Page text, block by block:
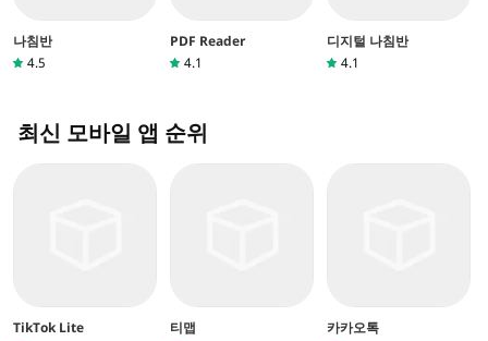
나침반
4.5
PDF Reader
4.1
디지털 나침반
4.1
최신 모바일 앱 순위
TikTok Lite
티맵
카카오톡